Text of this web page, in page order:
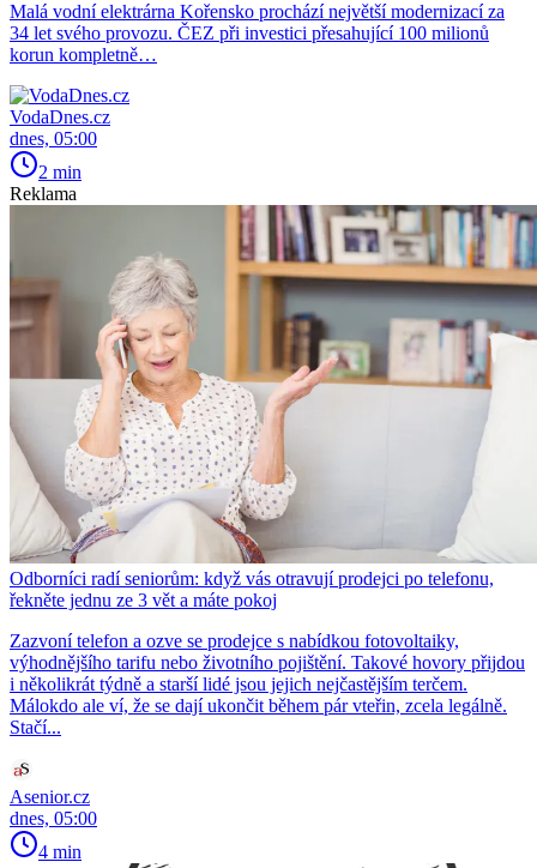
Malá vodní elektrárna Kořensko prochází největší modernizací za
34 let svého provozu. ČEZ při investici přesahující 100 milionů
korun kompletně…
VodaDnes.cz
dnes, 05:00
2 min
Reklama
Odborníci radí seniorům: když vás otravují prodejci po telefonu,
řekněte jednu ze 3 vět a máte pokoj
Zazvoní telefon a ozve se prodejce s nabídkou fotovoltaiky,
výhodnějšího tarifu nebo životního pojištění. Takové hovory přijdou
i několikrát týdně a starší lidé jsou jejich nejčastějším terčem.
Málokdo ale ví, že se dají ukončit během pár vteřin, zcela legálně.
Stačí...
Asenior.cz
dnes, 05:00
4 min